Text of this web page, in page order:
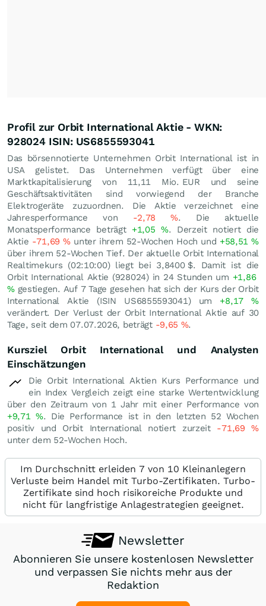
Profil zur Orbit International Aktie - WKN:
928024 ISIN: US6855593041
Das börsennotierte Unternehmen Orbit International ist in
USA gelistet. Das Unternehmen verfügt über eine
Marktkapitalisierung von 11,11 Mio. EUR und seine
Geschäftsaktivitäten sind vorwiegend der Branche
Elektrogeräte zuzuordnen. Die Aktie verzeichnet eine
Jahresperformance von -2,78%. Die aktuelle
Monatsperformance beträgt +1,05%. Derzeit notiert die
Aktie -71,69%unter ihrem 52-Wochen Hoch und +58,51%
über ihrem 52-Wochen Tief. Der aktuelle Orbit International
Realtimekurs (02:10:00) liegt bei 3,8400 $. Damit ist die
Orbit International Aktie (928024) in 24 Stunden um +1,86
%gestiegen. Auf 7 Tage gesehen hat sich der Kurs der Orbit
International Aktie (ISIN US6855593041) um +8,17%
verändert. Der Verlust der Orbit International Aktie auf 30
Tage, seit dem 07.07.2026, beträgt -9,65 %.
Kursziel Orbit International und Analysten
Einschätzungen
Die Orbit International Aktien Kurs Performance und
ein Index Vergleich zeigt eine starke Wertentwicklung
über den Zeitraum von 1 Jahr mit einer Performance von
+9,71 %. Die Performance ist in den letzten 52 Wochen
positiv und Orbit International notiert zurzeit -71,69%
unter dem 52-Wochen Hoch.
Im Durchschnitt erleiden 7 von 10 Kleinanlegern
Verluste beim Handel mit Turbo-Zertifikaten. Turbo-
Zertifikate sind hoch risikoreiche Produkte und
nicht für langfristige Anlagestrategien geeignet.
Newsletter
Abonnieren Sie unsere kostenlosen Newsletter
und verpassen Sie nichts mehr aus der
Redaktion